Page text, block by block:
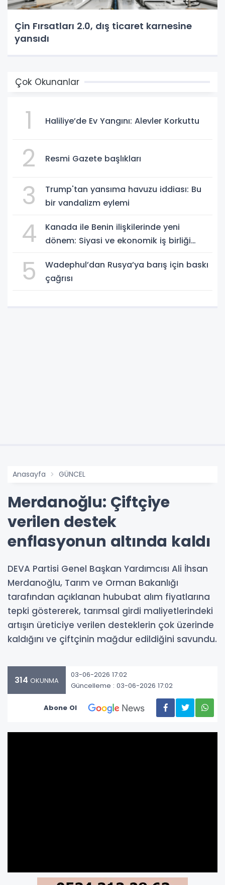
Çin Fırsatları 2.0, dış ticaret karnesine
yansıdı
Çok Okunanlar
1 Haliliye’de Ev Yangını: Alevler Korkuttu
2 Resmi Gazete başlıkları
3
Trump'tan yansıma havuzu iddiası: Bu
bir vandalizm eylemi
4
Kanada ile Benin ilişkilerinde yeni
dönem: Siyasi ve ekonomik iş birliği
5
Wadephul’dan Rusya’ya barış için baskı
çağrısı
Anasayfa GÜNCEL
Merdanoğlu: Çiftçiye
verilen destek
enflasyonun altında kaldı
DEVA Partisi Genel Başkan Yardımcısı Ali İhsan
Merdanoğlu, Tarım ve Orman Bakanlığı
tarafından açıklanan hububat alım fiyatlarına
tepki göstererek, tarımsal girdi maliyetlerindeki
artışın üreticiye verilen desteklerin çok üzerinde
kaldığını ve çiftçinin mağdur edildiğini savundu.
314 OKUNMA
03-06-2026 17:02
Güncelleme : 03-06-2026 17:02
Abone Ol